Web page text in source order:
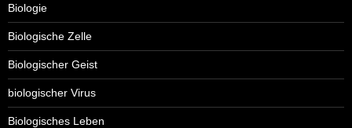
Biologie
Biologische Zelle
Biologischer Geist
biologischer Virus
Biologisches Leben